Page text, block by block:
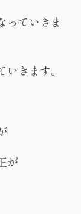
っていきま
きます。
が